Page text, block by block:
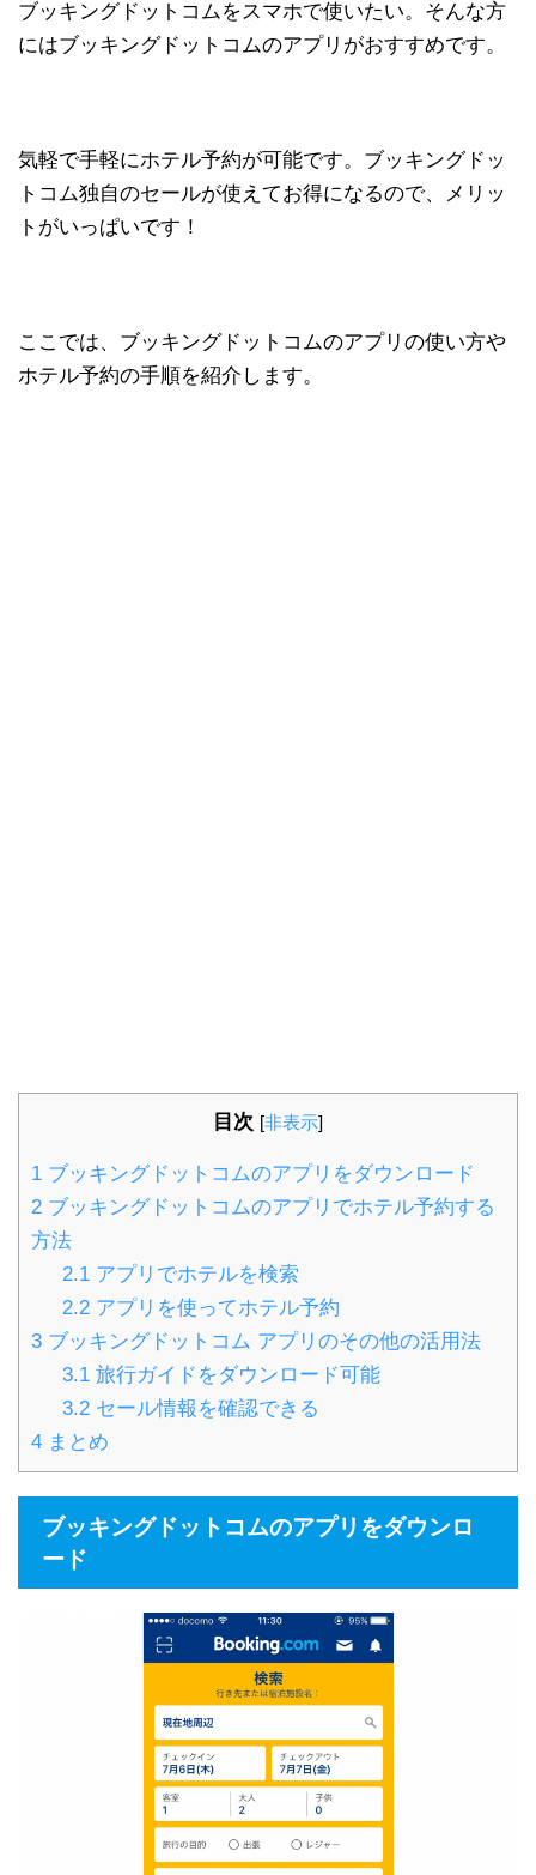
ブッキングドットコムをスマホで使いたい。そんな方
にはブッキングドットコムのアプリがおすすめです。
気軽で手軽にホテル予約が可能です。ブッキングドッ
トコム独自のセールが使えてお得になるので、メリッ
トがいっぱいです！
ここでは、ブッキングドットコムのアプリの使い方や
ホテル予約の手順を紹介します。
目次 [非表示]
1 ブッキングドットコムのアプリをダウンロード
2 ブッキングドットコムのアプリでホテル予約する
方法
2.1アプリでホテルを検索
2.2アプリを使ってホテル予約
3 ブッキングドットコム アプリのその他の活用法
3.1旅行ガイドをダウンロード可能
3.2セール情報を確認できる
4 まとめ
ブッキングドットコムのアプリをダウンロ
ード